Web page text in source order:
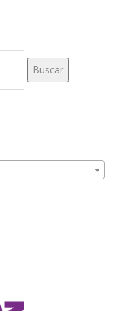
Buscar